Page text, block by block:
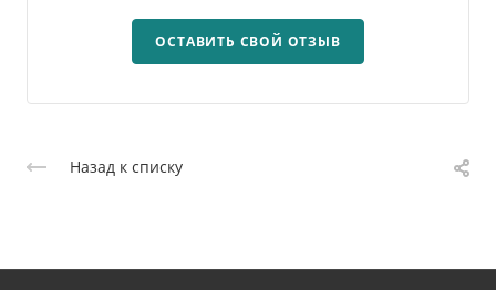
ОСТАВИТЬ СВОЙ ОТЗЫВ
Назад к списку